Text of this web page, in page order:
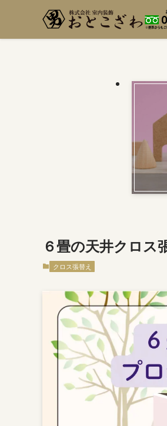
６畳の天井クロス
クロス張替え